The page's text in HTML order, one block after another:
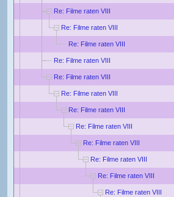
Re: Filme raten VIII
Re: Filme raten VIII
Re: Filme raten VIII
Re: Filme raten VIII
Re: Filme raten VIII
Re: Filme raten VIII
Re: Filme raten VIII
Re: Filme raten VIII
Re: Filme raten VIII
Re: Filme raten VIII
Re: Filme raten VIII
Re: Filme raten VIII